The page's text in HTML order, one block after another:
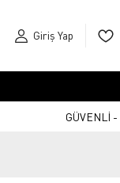
Giriş Yap
GÜVENLİ -